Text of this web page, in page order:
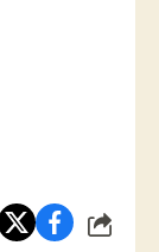
شارك